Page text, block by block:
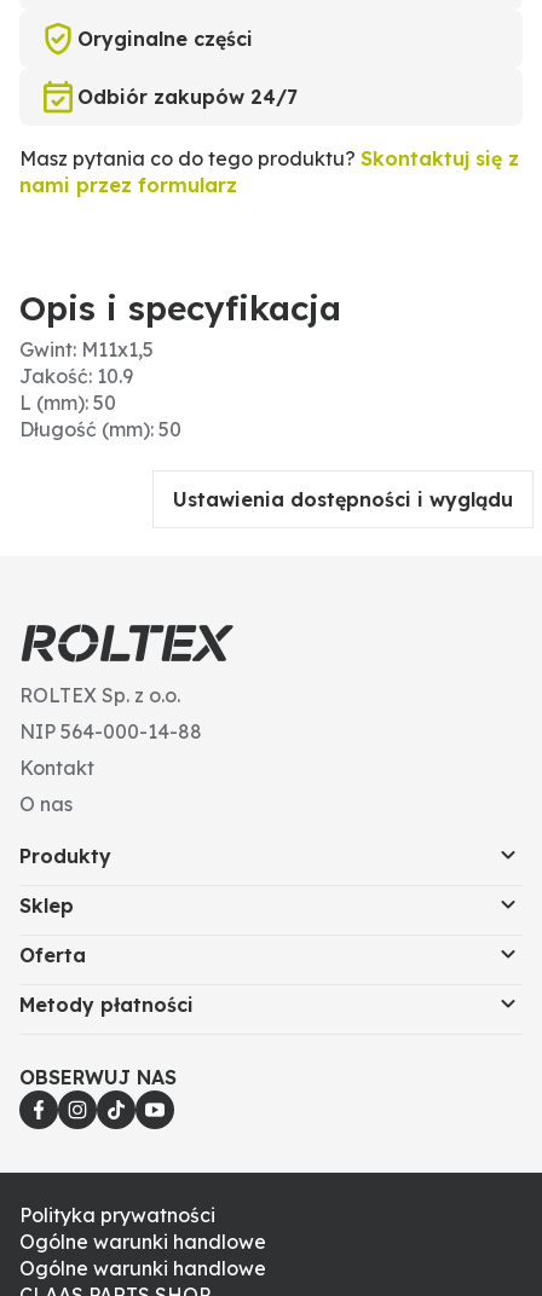
Oryginalne części
Odbiór zakupów 24/7
Masz pytania co do tego produktu? Skontaktuj się z
nami przez formularz
Opis i specyfikacja
Gwint: M11x1,5
Jakość: 10.9
L (mm): 50
Długość (mm): 50
Ustawienia dostępności i wyglądu
ROLTEX Sp. z o.o.
NIP 564-000-14-88
Kontakt
O nas
Produkty
Sklep
Oferta
Metody płatności
OBSERWUJ NAS
Polityka prywatności
Ogólne warunki handlowe
Ogólne warunki handlowe